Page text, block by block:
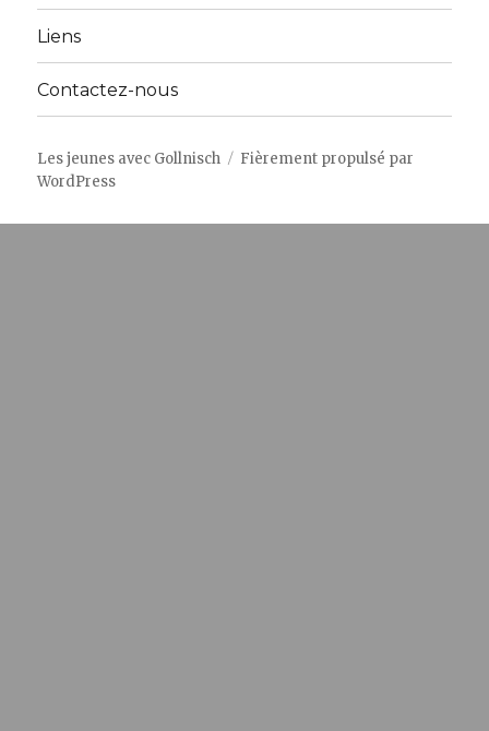
Liens
Contactez-nous
Les jeunes avec Gollnisch
Fièrement propulsé par
WordPress